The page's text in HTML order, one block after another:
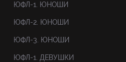
ЮФЛ-1. ЮНОШИ
ЮФЛ-2. ЮНОШИ
ЮФЛ-3. ЮНОШИ
ЮФЛ-1. ДЕВУШКИ